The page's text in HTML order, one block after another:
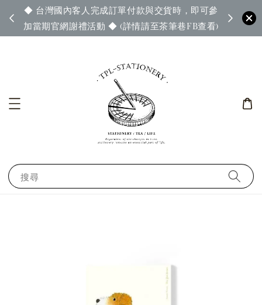
◆ 台灣國內客人完成訂單付款與交貨時，即可參
加當期官網謝禮活動 ◆ (詳情請至茶筆巷FB查看)
◆ 官
搜尋